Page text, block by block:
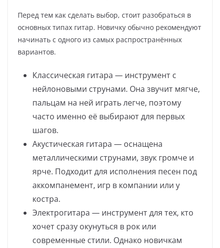
Перед тем как сделать выбор, стоит разобраться в
основных типах гитар. Новичку обычно рекомендуют
начинать с одного из самых распространённых
вариантов.
Классическая гитара — инструмент с
нейлоновыми струнами. Она звучит мягче,
пальцам на ней играть легче, поэтому
часто именно её выбирают для первых
шагов.
Акустическая гитара — оснащена
металлическими струнами, звук громче и
ярче. Подходит для исполнения песен под
аккомпанемент, игр в компании или у
костра.
Электрогитара — инструмент для тех, кто
хочет сразу окунуться в рок или
современные стили. Однако новичкам